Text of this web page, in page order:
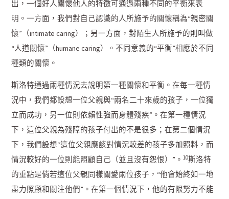
出，一個好人關懷他人的特徵可通過兩種不同的平衡來表
明。一方面，我們對自己認識的人所施予的關懷稱為“親密關
懷”（intimate caring）；另一方面，對陌生人所施予的則叫做
“人道關懷”（humane caring）。不同意義的“平衡”相應於不同
種類的關懷。
斯洛特通過兩種情況去說明第一種關懷和平衡。在每一種情
況中，我們都設想一位父親與“兩名二十來歲的孩子，一位獨
立而成功，另一位則依賴性強而身體殘疾”。在第一種情況
下，這位父親為殘障的孩子付出的不是很多；在第二個情況
下，我們設想“這位父親應該對情況較差的孩子多加照料，而
情況較好的一位則能照顧自己（並且沒有怨恨）”。10斯洛特
的重點是倘若這位父親同樣關愛兩位孩子，“他會始終如一地
盡力照顧和關注他們”。在第一個情況下，他的有限努力不能